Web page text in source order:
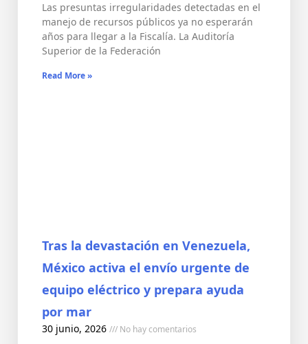
Las presuntas irregularidades detectadas en el
manejo de recursos públicos ya no esperarán
años para llegar a la Fiscalía. La Auditoría
Superior de la Federación
Read More »
Tras la devastación en Venezuela,
México activa el envío urgente de
equipo eléctrico y prepara ayuda
por mar
30 junio, 2026 No hay comentarios